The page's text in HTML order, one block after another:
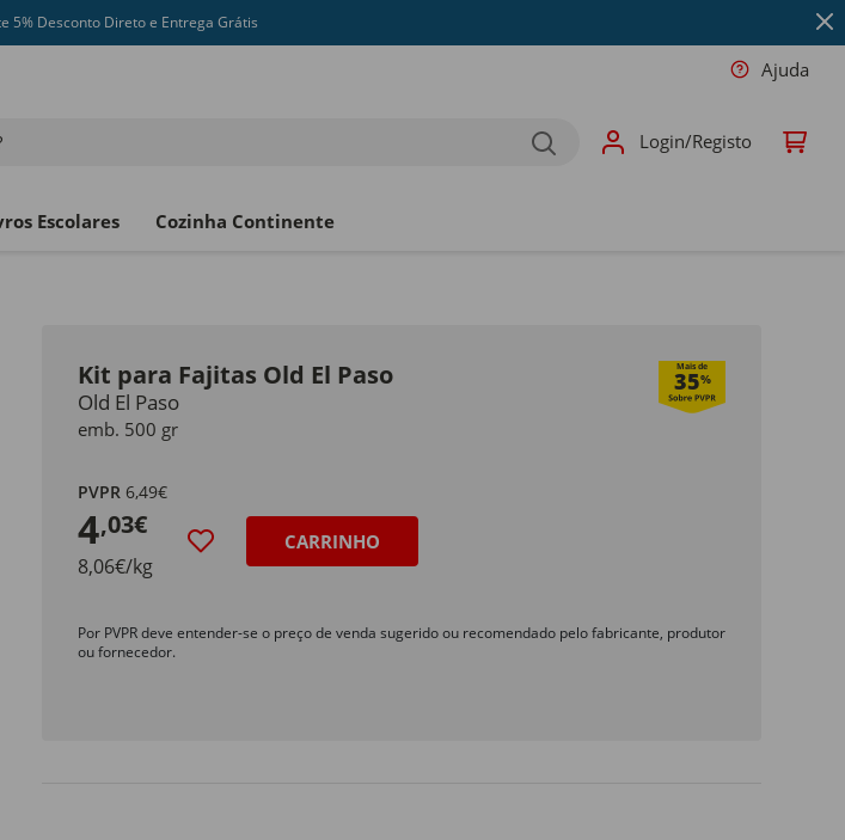
5% Desconto Direto e Entrega Grátis
Ajuda
Login/Registo
Escolares Cozinha Continente
Kit para Fajitas Old El Paso Mais de
35%
Old El Paso
emb. 500 gr
PVPR 6,49€
4,03€
8,06€/kg
CARRINHO
Por PVPR deve entender-se o preço de venda sugerido ou recomendado pelo fabricante, produtor
ou fornecedor.